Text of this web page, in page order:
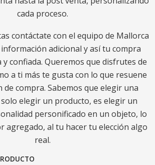
cada proceso.
contáctate con el equipo de Mallorca
adicional y así tu compra
confiada. Queremos que disfrutes de
a ti más te gusta con lo que resuene
de compra. Sabemos que elegir una
elegir un producto, es elegir un
personificado en un objeto, lo
agregado, al tu hacer tu elección algo
real.